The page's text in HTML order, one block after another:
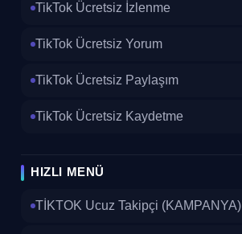
TikTok Ücretsiz İzlenme
TikTok Ücretsiz Yorum
TikTok Ücretsiz Paylaşım
TikTok Ücretsiz Kaydetme
HIZLI MENÜ
TİKTOK Ucuz Takipçi (KAMPANYA)